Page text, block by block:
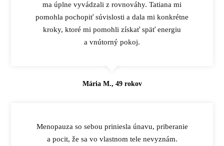
ma úplne vyvádzali z rovnováhy. Tatiana mi
pomohla pochopiť súvislosti a dala mi konkrétne
kroky, ktoré mi pomohli získať späť energiu
a vnútorný pokoj.
Mária M., 49 rokov
Menopauza so sebou priniesla únavu, priberanie
a pocit, že sa vo vlastnom tele nevyznám.